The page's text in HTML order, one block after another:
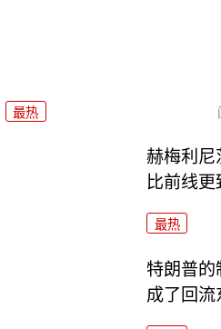
最热
赫梅利尼
比前线更
最热
特朗普的
成了回流